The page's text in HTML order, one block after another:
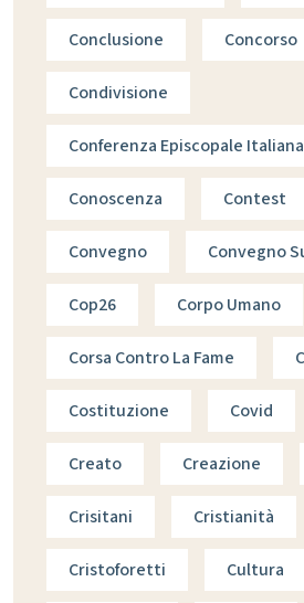
Conclusione Concorso
Condivisione
Conferenza Episcopale Italiana
Conoscenza Contest
Convegno Convegno
Cop26 Corpo Umano
Corsa Contro La Fame
Costituzione Covid
Creato Creazione
Crisitani Cristianità
Cristoforetti Cultura